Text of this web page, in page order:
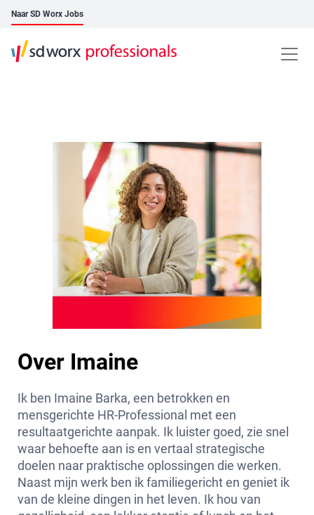
Naar SD Worx Jobs
Over Imaine
Ik ben Imaine Barka, een betrokken en
mensgerichte HR-Professional met een
resultaatgerichte aanpak. Ik luister goed, zie snel
waar behoefte aan is en vertaal strategische
doelen naar praktische oplossingen die werken.
Naast mijn werk ben ik familiegericht en geniet ik
van de kleine dingen in het leven. Ik hou van